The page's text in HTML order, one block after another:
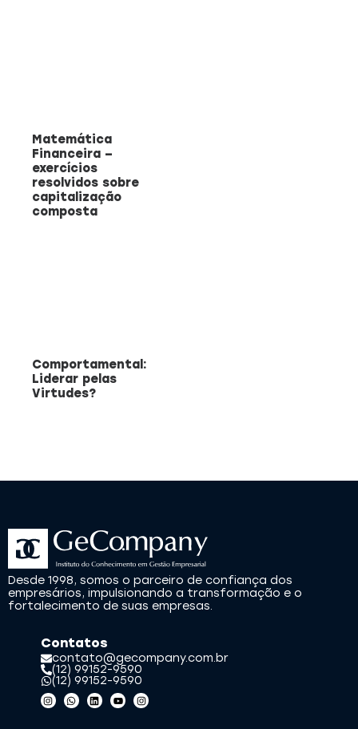
Matemática
Financeira –
exercícios
resolvidos sobre
capitalização
composta
Comportamental:
Liderar pelas
Virtudes?
Desde 1998, somos o parceiro de confiança dos
empresários, impulsionando a transformação e o
fortalecimento de suas empresas.
Contatos
contato@gecompany.com.br
(12) 99152-9590
(12) 99152-9590